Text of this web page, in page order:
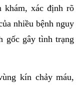
khám, xác định rõ
nhiều bệnh nguy
gốc gây tình trạng
kín chảy máu,